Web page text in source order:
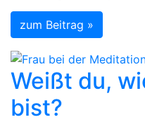
zum Beitrag »
Weißt du,
bist?